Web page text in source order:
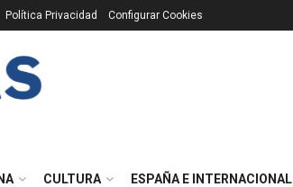
Política Privacidad Configurar Cookies
CULTURA ESPAÑA E INTERNACIONAL